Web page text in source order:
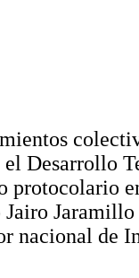
Desarrollo
protocolario
nacional de